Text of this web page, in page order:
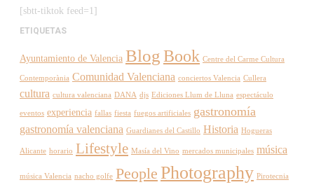
[sbtt-tiktok feed=1]
ETIQUETAS
Ayuntamiento de Valencia BlogBook Centre del Carme Cultura
Contemporània Comunidad Valenciana conciertos Valencia Cullera
cultura cultura valenciana DANA djs Ediciones Llum de Lluna espectáculo
eventos experiencia fallas fiesta fuegos artificiales gastronomía
gastronomía valenciana Guardianes del Castillo Historia Hogueras
Alicante horario Lifestyle Masía del Vino mercados municipales música
música Valencia nacho golfe People Photography Pirotecnia